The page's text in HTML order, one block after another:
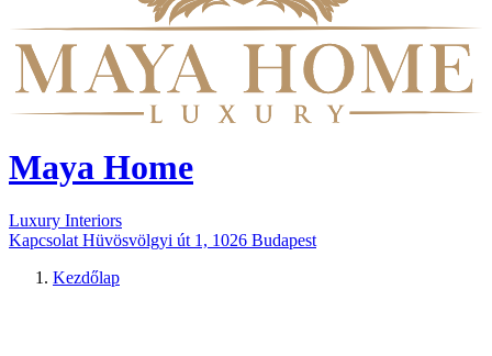
Maya Home
Luxury Interiors
Kapcsolat Hüvösvölgyi út 1, 1026 Budapest
Kezdőlap